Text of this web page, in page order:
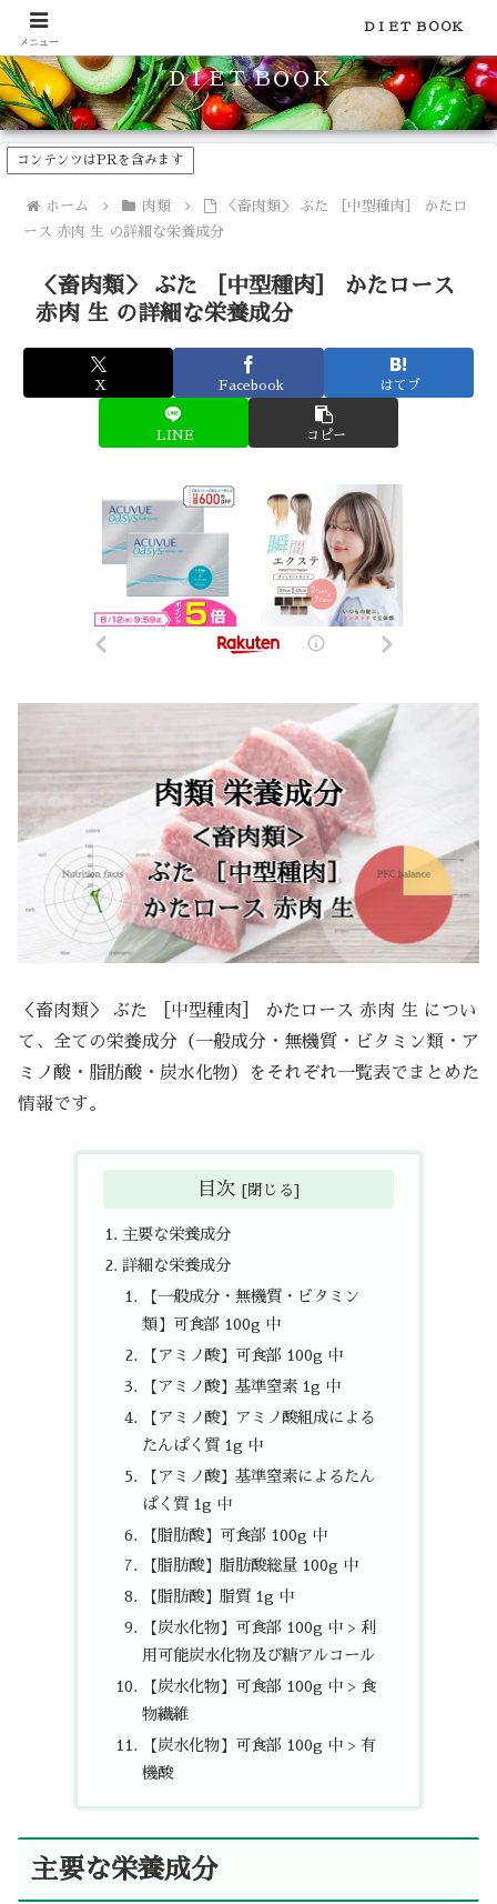
食品のカロリーや糖質などの栄養素がわかる！健康やダイエットに
ＤＩＥＴ ＢＯＯＫ
コンテンツはPRを含みます
ホーム 肉類
＜畜肉類＞ ぶた ［中型種肉］ かたロ
ース 赤肉 生 の詳細な栄養成分
＜畜肉類＞ ぶた ［中型種肉］ かたロース
赤肉 生 の詳細な栄養成分
X Facebook はてブ
LINE コピー
＜畜肉類＞ ぶた ［中型種肉］ かたロース 赤肉 生 につい
て、全ての栄養成分（一般成分・無機質・ビタミン類・ア
ミノ酸・脂肪酸・炭水化物）をそれぞれ一覧表でまとめた
情報です。
目次
主要な栄養成分
詳細な栄養成分
【一般成分・無機質・ビタミン
類】可食部 100g 中
【アミノ酸】可食部 100g 中
【アミノ酸】基準窒素 1g 中
【アミノ酸】アミノ酸組成による
たんぱく質 1g 中
【アミノ酸】基準窒素によるたん
ぱく質 1g 中
【脂肪酸】可食部 100g 中
【脂肪酸】脂肪酸総量 100g 中
【脂肪酸】脂質 1g 中
【炭水化物】可食部 100g 中 > 利
用可能炭水化物及び糖アルコール
【炭水化物】可食部 100g 中 > 食
物繊維
【炭水化物】可食部 100g 中 > 有
機酸
主要な栄養成分
メニュー
ＤＩＥＴ ＢＯＯＫ